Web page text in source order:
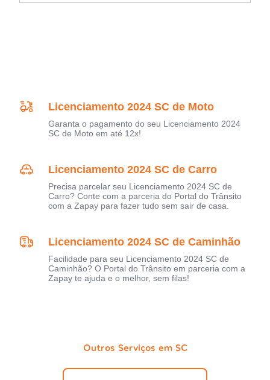
Licenciamento 2024 SC de Moto
Garanta o pagamento do seu Licenciamento 2024
SC de Moto em até 12x!
Licenciamento 2024 SC de Carro
Precisa parcelar seu Licenciamento 2024 SC de
Carro? Conte com a parceria do Portal do Trânsito
com a Zapay para fazer tudo sem sair de casa.
Licenciamento 2024 SC de Caminhão
Facilidade para seu Licenciamento 2024 SC de
Caminhão? O Portal do Trânsito em parceria com a
Zapay te ajuda e o melhor, sem filas!
Outros Serviços em SC